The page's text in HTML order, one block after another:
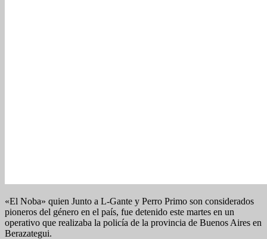
«El Noba» quien Junto a L-Gante y Perro Primo son considerados
pioneros del género en el país, fue detenido este martes en un
operativo que realizaba la policía de la provincia de Buenos Aires en
Berazategui.